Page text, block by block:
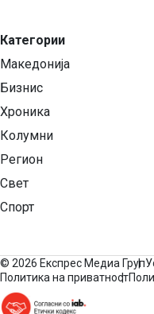
Категории
Македонија
Бизнис
Хроника
Колумни
Регион
Свет
Спорт
© 2026 Експрес Медиа Груп
Политика на приватност